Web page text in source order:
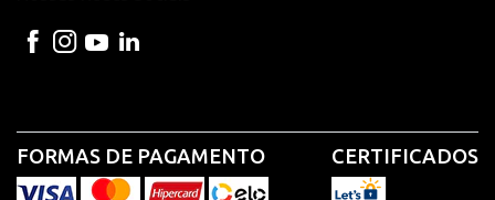
FORMAS DE PAGAMENTO CERTIFICADOS